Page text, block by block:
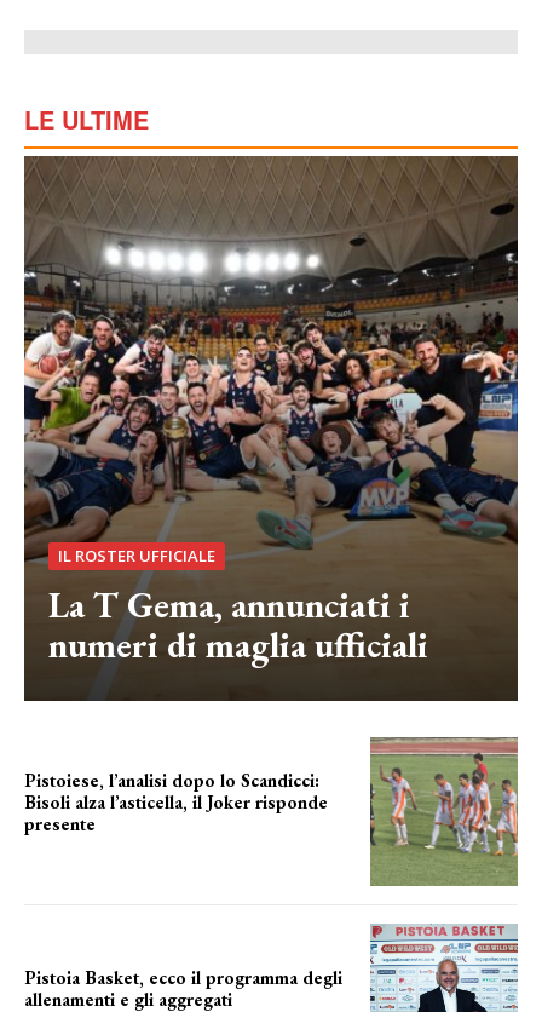
LE ULTIME
IL ROSTER UFFICIALE
La T Gema, annunciati i
numeri di maglia ufficiali
Pistoiese, l’analisi dopo lo Scandicci:
Bisoli alza l’asticella, il Joker risponde
presente
Pistoia Basket, ecco il programma degli
allenamenti e gli aggregati